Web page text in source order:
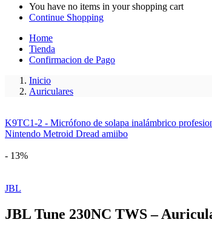
You have no items in your shopping cart
Continue Shopping
Home
Tienda
Confirmacion de Pago
Inicio
Auriculares
K9TC1-2 - Micrófono de solapa inalámbrico
Nintendo Metroid Dread amiibo
- 13%
JBL
JBL Tune 230NC TWS –